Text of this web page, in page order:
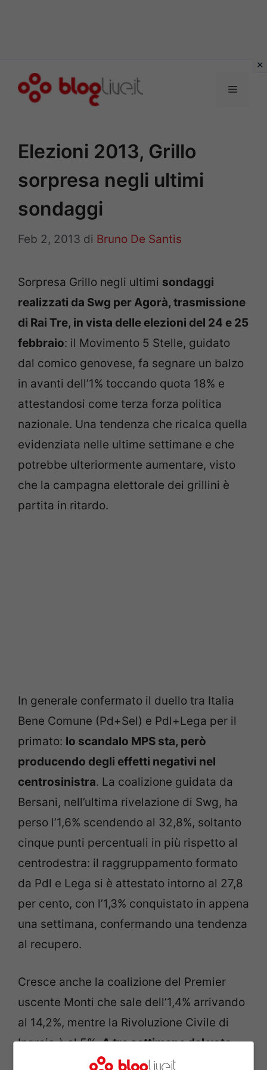
Menu
Elezioni 2013, Grillo
sorpresa negli ultimi
sondaggi
Feb 2, 2013 di Bruno De Santis
Sorpresa Grillo negli ultimi sondaggi
realizzati da Swg per Agorà, trasmissione
di Rai Tre, in vista delle elezioni del 24 e 25
febbraio: il Movimento 5 Stelle, guidato
dal comico genovese, fa segnare un balzo
in avanti dell’1% toccando quota 18% e
attestandosi come terza forza politica
nazionale. Una tendenza che ricalca quella
evidenziata nelle ultime settimane e che
potrebbe ulteriormente aumentare, visto
che la campagna elettorale dei grillini è
partita in ritardo.
In generale confermato il duello tra Italia
Bene Comune (Pd+Sel) e Pdl+Lega per il
primato: lo scandalo MPS sta, però
producendo degli effetti negativi nel
centrosinistra. La coalizione guidata da
Bersani, nell’ultima rivelazione di Swg, ha
perso l’1,6% scendendo al 32,8%, soltanto
cinque punti percentuali in più rispetto al
centrodestra: il raggruppamento formato
da Pdl e Lega si è attestato intorno al 27,8
per cento, con l’1,3% conquistato in appena
una settimana, confermando una tendenza
al recupero.
Cresce anche la coalizione del Premier
uscente Monti che sale dell’1,4% arrivando
al 14,2%, mentre la Rivoluzione Civile di
Ingroia è al 5%.A tre settimane dal voto
del 24 e 25 febbraio molto potrebbe